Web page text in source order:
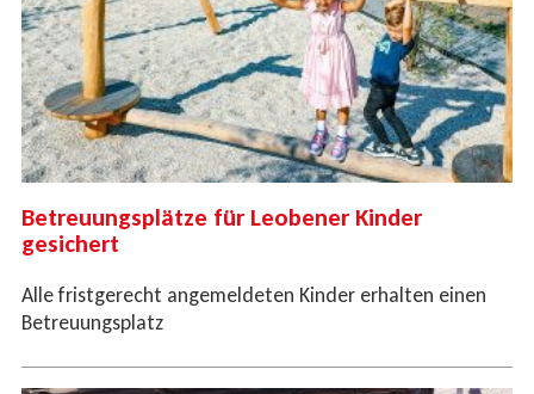
Betreuungsplätze für Leobener Kinder
gesichert
Alle fristgerecht angemeldeten Kinder erhalten einen
Betreuungsplatz